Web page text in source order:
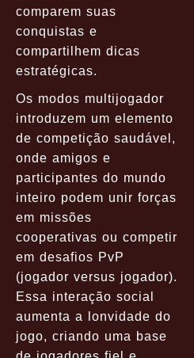
comparem suas
conquistas e
compartilhem dicas
estratégicas.
Os modos multijogador
introduzem um elemento
de competição saudável,
onde amigos e
participantes do mundo
inteiro podem unir forças
em missões
cooperativas ou competir
em desafios PvP
(jogador versus jogador).
Essa interação social
aumenta a lonvidade do
jogo, criando uma base